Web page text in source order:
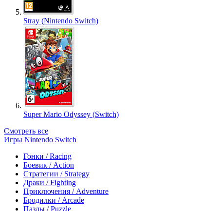
Stray (Nintendo Switch)
Super Mario Odyssey (Switch)
Смотреть все
Игры Nintendo Switch
Гонки / Racing
Боевик / Action
Стратегии / Strategy
Драки / Fighting
Приключения / Adventure
Бродилки / Arcade
Пазлы / Puzzle